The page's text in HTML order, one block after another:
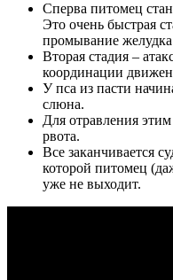
Сперва питомец
Это очень быстрая
промывание
Вторая стадия –
координации
У пса из пасти
слюна.
Для отравления
рвота.
Все заканчивается
которой питомец
уже не выходит.